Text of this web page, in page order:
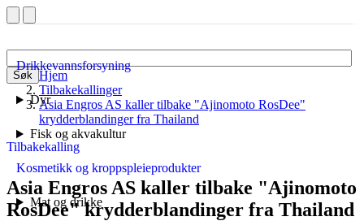
Søk
Drikkevannsforsyning
Dyr
Fisk og akvakultur
Kosmetikk og kroppspleieprodukter
Mat og drikke
Hjem
Tilbakekallinger
Asia Engros AS kaller tilbake "Ajinomoto RosDee"
krydderblandinger fra Thailand
Tilbakekalling
Asia Engros AS kaller tilbake "Ajinomoto
RosDee" krydderblandinger fra Thailand